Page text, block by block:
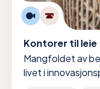
Kontorer til leie
Mangfoldet av
livet i